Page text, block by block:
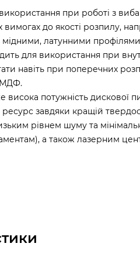
при роботі з
до якості розпилу,
мідними, латунними
для використання при
навіть при поперечних
МДФ.
висока потужність дискової
завдяки кращій
рівнем шуму та
а також лазерним